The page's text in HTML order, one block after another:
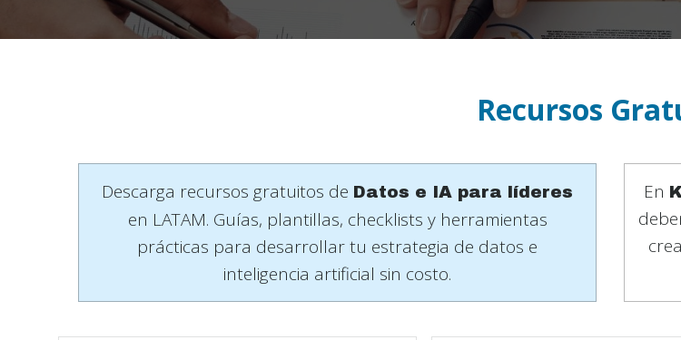
Recursos
Descarga recursos gratuitos de Datos e IA para líderes
en LATAM. Guías, plantillas, checklists y herramientas
prácticas para desarrollar tu estrategia de datos e
inteligencia artificial sin costo.
En